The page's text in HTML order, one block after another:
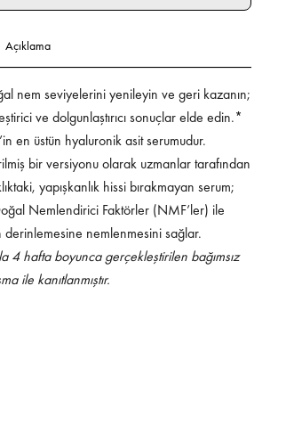
Açıklama
nem seviyelerini yenileyin ve geri kazanın;
ve dolgunlaştırıcı sonuçlar elde edin.*
en üstün hyaluronik asit serumudur.
bir versiyonu olarak uzmanlar tarafından
yapışkanlık hissi bırakmayan serum;
Nemlendirici Faktörler (NMF’ler) ile
nemlenmesini sağlar.
4 hafta boyunca gerçekleştirilen bağımsız
ile kanıtlanmıştır.